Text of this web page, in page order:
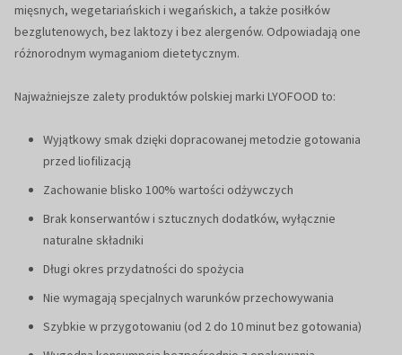
mięsnych, wegetariańskich i wegańskich, a także posiłków
bezglutenowych, bez laktozy i bez alergenów. Odpowiadają one
różnorodnym wymaganiom dietetycznym.
Najważniejsze zalety produktów polskiej marki LYOFOOD to:
Wyjątkowy smak dzięki dopracowanej metodzie gotowania
przed liofilizacją
Zachowanie blisko 100% wartości odżywczych
Brak konserwantów i sztucznych dodatków, wyłącznie
naturalne składniki
Długi okres przydatności do spożycia
Nie wymagają specjalnych warunków przechowywania
Szybkie w przygotowaniu (od 2 do 10 minut bez gotowania)